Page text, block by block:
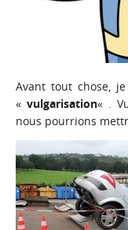
Avant tout chose,
« vulgarisation« .
nous pourrions